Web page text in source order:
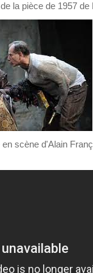
la pièce de 1957 de
scène d'Alain